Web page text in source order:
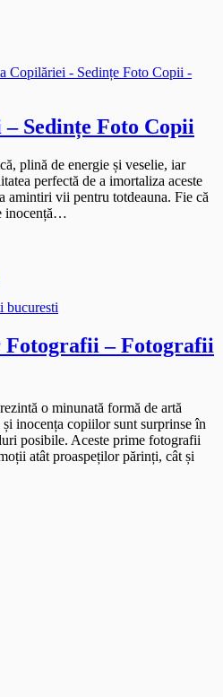
Sedințe Foto Copii
plină de energie și veselie, iar
perfectă de a imortaliza aceste
amintiri vii pentru totdeauna. Fie că
inocență…
– Fotografii
o minunată formă de artă
inocența copiilor sunt surprinse în
posibile. Aceste prime fotografii
atât proaspeților părinți, cât și